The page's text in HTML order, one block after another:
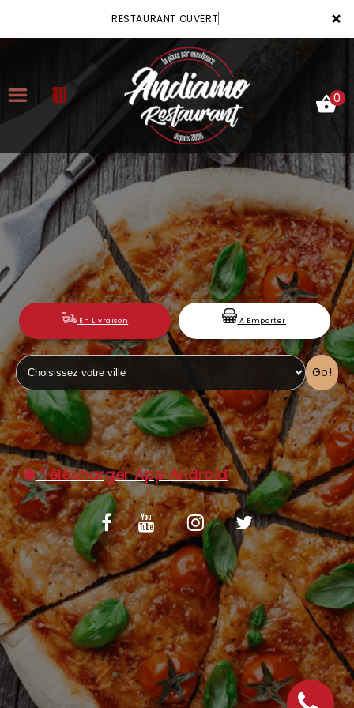
×
RESTAURANT OUVERT
ACCUEIL
LA CARTE
VOTRE COMPTE
NOTRE RESTAURANT
VOS AVIS
MENTIONS LÉGALES
C.G.V
0
En Livraison A Emporter
Go!
Télécharger App Android